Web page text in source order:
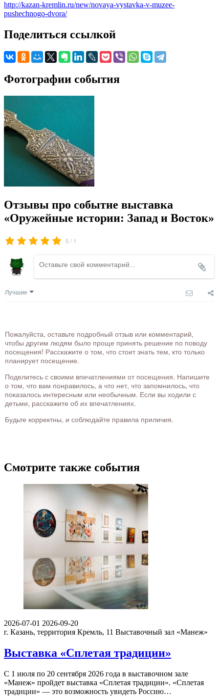
http://kazan-kremlin.ru/new/novaya-vystavka-v-muzee-
pushechnogo-dvora/
Поделиться ссылкой
Фотографии события
Отзывы про событие выставка
«Оружейные истории: Запад и Восток»
5 / 1
Лучшие
Пожалуйста, оставьте подробный отзыв или комментарий,
чтобы другим людям было проще принять решение по поводу
посещения! Расскажите о том, что стоит знать тем, кто только
планирует посещение.
Поделитесь с своими впечатлениями от посещения. Напишите
о том, что вам понравилось, а что нет, что запомнилось, что
показалось интересным или необычным. Если вы ходили с
детьми, расскажите об их впечатлениях.
Будьте корректны, и соблюдайте правила приличия.
Смотрите также события
2026-07-01 2026-09-20
г. Казань, территория Кремль, 11 Выставочный зал «Манеж»
Выставка «Сплетая традиции»
С 1 июля по 20 сентября 2026 года в выставочном зале
«Манеж» пройдет выставка «Сплетая традиции». «Сплетая
традиции» — это возможность увидеть Россию…